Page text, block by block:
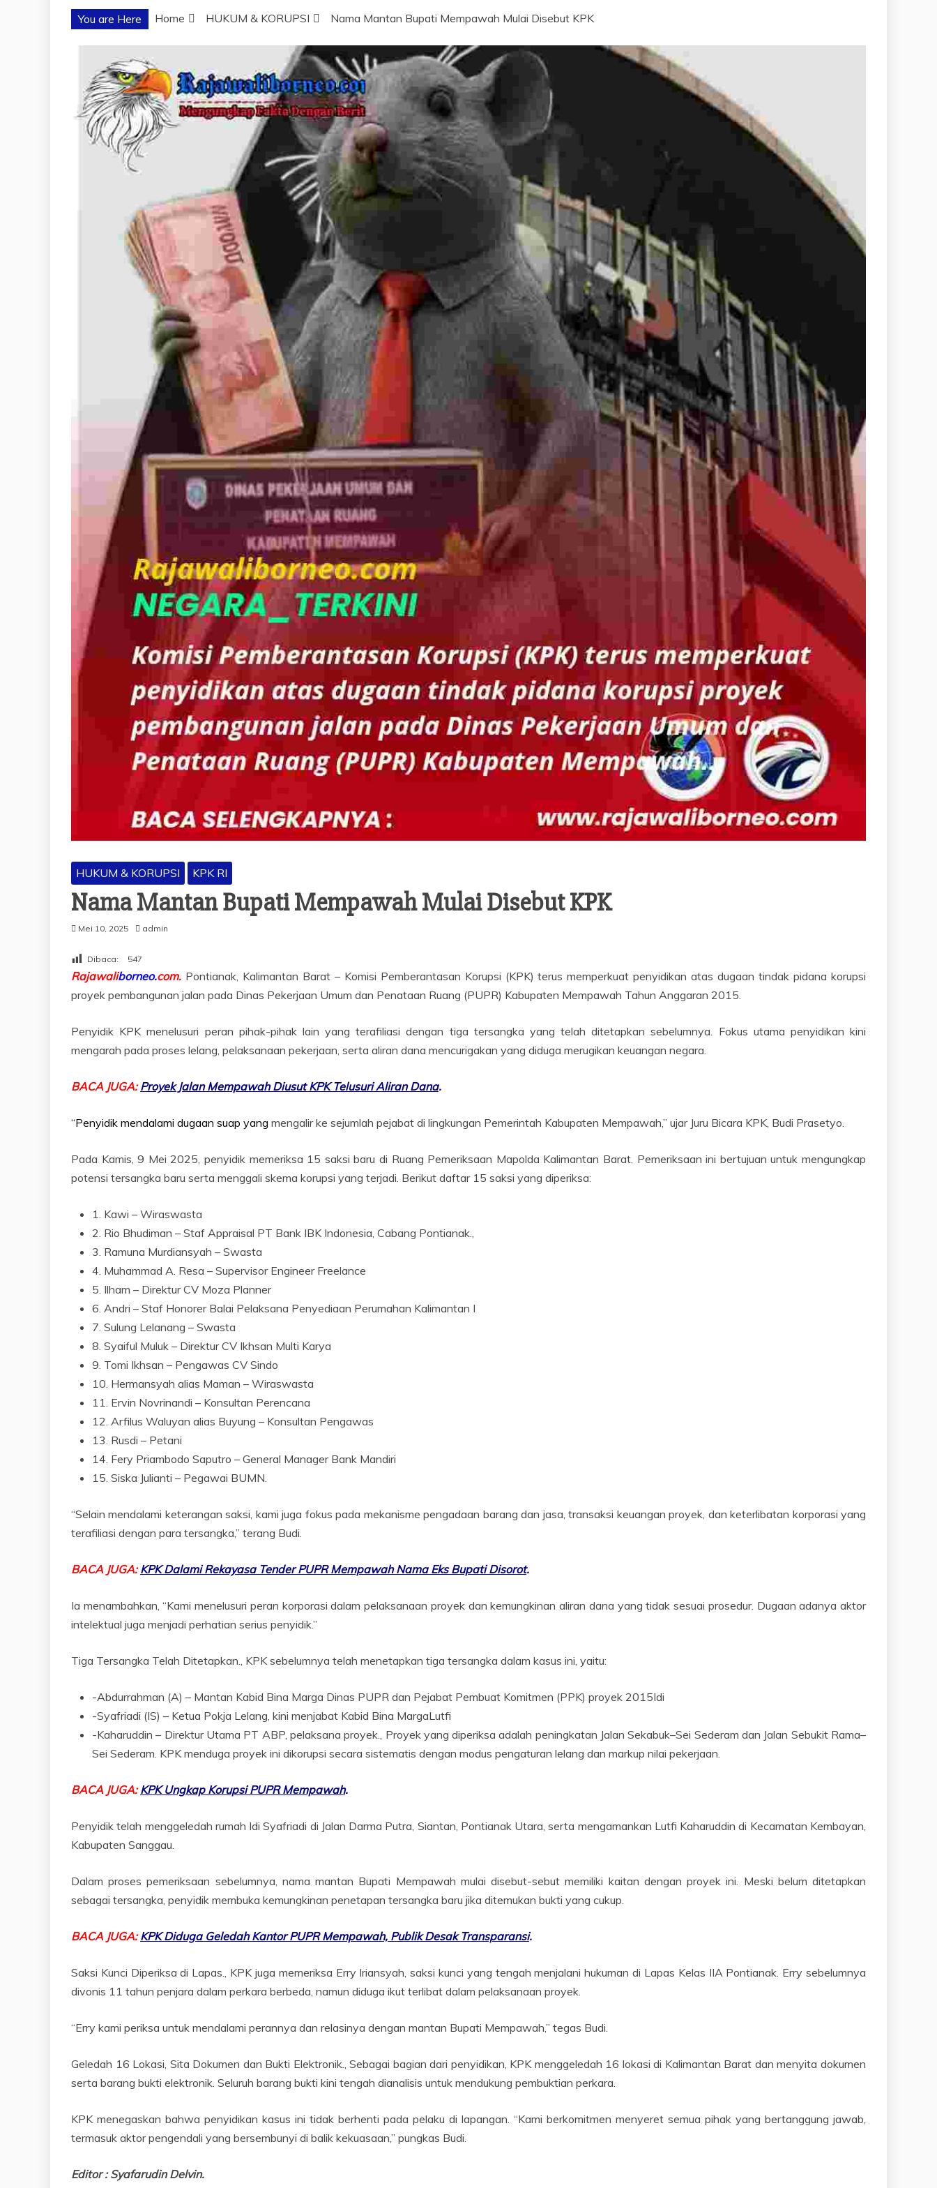
You are Here Home HUKUM & KORUPSI Nama Mantan Bupati Mempawah Mulai Disebut KPK
HUKUM & KORUPSI KPK RI
Nama Mantan Bupati Mempawah Mulai Disebut KPK
Mei 10, 2025 admin
Dibaca: 547
Rajawaliborneo.com. Pontianak, Kalimantan Barat – Komisi Pemberantasan Korupsi (KPK) terus memperkuat penyidikan atas dugaan tindak pidana korupsi
proyek pembangunan jalan pada Dinas Pekerjaan Umum dan Penataan Ruang (PUPR) Kabupaten Mempawah Tahun Anggaran 2015.
Penyidik KPK menelusuri peran pihak-pihak lain yang terafiliasi dengan tiga tersangka yang telah ditetapkan sebelumnya. Fokus utama penyidikan kini
mengarah pada proses lelang, pelaksanaan pekerjaan, serta aliran dana mencurigakan yang diduga merugikan keuangan negara.
BACA JUGA:Proyek Jalan Mempawah Diusut KPK Telusuri Aliran Dana.
“Penyidik mendalami dugaan suap yang mengalir ke sejumlah pejabat di lingkungan Pemerintah Kabupaten Mempawah,” ujar Juru Bicara KPK, Budi Prasetyo.
Pada Kamis, 9 Mei 2025, penyidik memeriksa 15 saksi baru di Ruang Pemeriksaan Mapolda Kalimantan Barat. Pemeriksaan ini bertujuan untuk mengungkap
potensi tersangka baru serta menggali skema korupsi yang terjadi. Berikut daftar 15 saksi yang diperiksa:
1. Kawi – Wiraswasta
2. Rio Bhudiman – Staf Appraisal PT Bank IBK Indonesia, Cabang Pontianak.,
3. Ramuna Murdiansyah – Swasta
4. Muhammad A. Resa – Supervisor Engineer Freelance
5. Ilham – Direktur CV Moza Planner
6. Andri – Staf Honorer Balai Pelaksana Penyediaan Perumahan Kalimantan I
7. Sulung Lelanang – Swasta
8. Syaiful Muluk – Direktur CV Ikhsan Multi Karya
9. Tomi Ikhsan – Pengawas CV Sindo
10. Hermansyah alias Maman – Wiraswasta
11. Ervin Novrinandi – Konsultan Perencana
12. Arfilus Waluyan alias Buyung – Konsultan Pengawas
13. Rusdi – Petani
14. Fery Priambodo Saputro – General Manager Bank Mandiri
15. Siska Julianti – Pegawai BUMN.
“Selain mendalami keterangan saksi, kami juga fokus pada mekanisme pengadaan barang dan jasa, transaksi keuangan proyek, dan keterlibatan korporasi yang
terafiliasi dengan para tersangka,” terang Budi.
BACA JUGA:KPK Dalami Rekayasa Tender PUPR Mempawah Nama Eks Bupati Disorot.
Ia menambahkan, “Kami menelusuri peran korporasi dalam pelaksanaan proyek dan kemungkinan aliran dana yang tidak sesuai prosedur. Dugaan adanya aktor
intelektual juga menjadi perhatian serius penyidik.”
Tiga Tersangka Telah Ditetapkan., KPK sebelumnya telah menetapkan tiga tersangka dalam kasus ini, yaitu:
-Abdurrahman (A) – Mantan Kabid Bina Marga Dinas PUPR dan Pejabat Pembuat Komitmen (PPK) proyek 2015Idi
-Syafriadi (IS) – Ketua Pokja Lelang, kini menjabat Kabid Bina MargaLutfi
-Kaharuddin – Direktur Utama PT ABP, pelaksana proyek., Proyek yang diperiksa adalah peningkatan Jalan Sekabuk–Sei Sederam dan Jalan Sebukit Rama–
Sei Sederam. KPK menduga proyek ini dikorupsi secara sistematis dengan modus pengaturan lelang dan markup nilai pekerjaan.
BACA JUGA:KPK Ungkap Korupsi PUPR Mempawah.
Penyidik telah menggeledah rumah Idi Syafriadi di Jalan Darma Putra, Siantan, Pontianak Utara, serta mengamankan Lutfi Kaharuddin di Kecamatan Kembayan,
Kabupaten Sanggau.
Dalam proses pemeriksaan sebelumnya, nama mantan Bupati Mempawah mulai disebut-sebut memiliki kaitan dengan proyek ini. Meski belum ditetapkan
sebagai tersangka, penyidik membuka kemungkinan penetapan tersangka baru jika ditemukan bukti yang cukup.
BACA JUGA:KPK Diduga Geledah Kantor PUPR Mempawah, Publik Desak Transparansi.
Saksi Kunci Diperiksa di Lapas., KPK juga memeriksa Erry Iriansyah, saksi kunci yang tengah menjalani hukuman di Lapas Kelas IIA Pontianak. Erry sebelumnya
divonis 11 tahun penjara dalam perkara berbeda, namun diduga ikut terlibat dalam pelaksanaan proyek.
“Erry kami periksa untuk mendalami perannya dan relasinya dengan mantan Bupati Mempawah,” tegas Budi.
Geledah 16 Lokasi, Sita Dokumen dan Bukti Elektronik., Sebagai bagian dari penyidikan, KPK menggeledah 16 lokasi di Kalimantan Barat dan menyita dokumen
serta barang bukti elektronik. Seluruh barang bukti kini tengah dianalisis untuk mendukung pembuktian perkara.
KPK menegaskan bahwa penyidikan kasus ini tidak berhenti pada pelaku di lapangan. “Kami berkomitmen menyeret semua pihak yang bertanggung jawab,
termasuk aktor pengendali yang bersembunyi di balik kekuasaan,” pungkas Budi.
Editor : Syafarudin Delvin.